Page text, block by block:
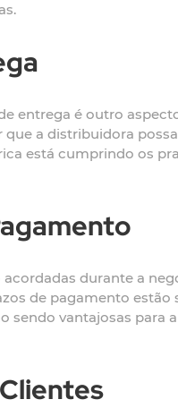
entrega é outro
que a distribuidora
está cumprindo os
durante a
de pagamento
sendo vantajosas para